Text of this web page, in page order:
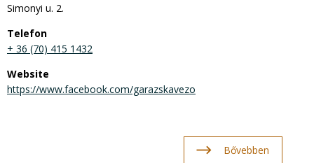
Simonyi u. 2.
Telefon
+ 36 (70) 415 1432
Website
https://www.facebook.com/garazskavezo
Bővebben